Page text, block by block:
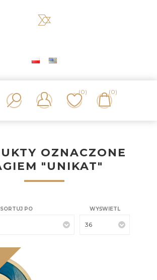
(0) (0)
OZNACZONE
"UNIKAT"
SORTUJ PO WYŚWIETL
36